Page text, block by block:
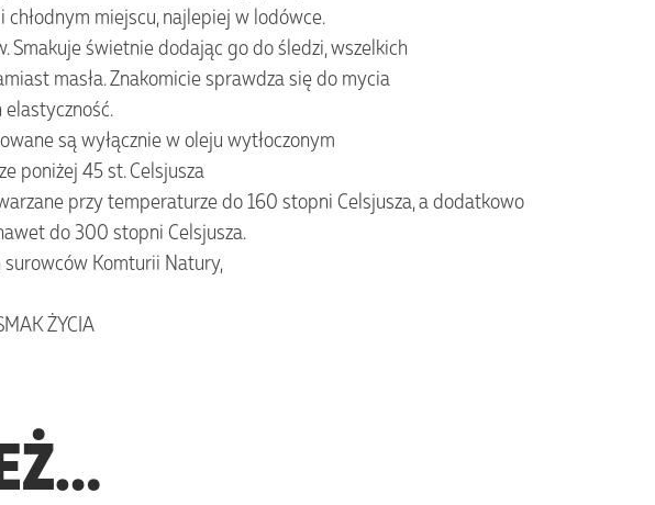
miejscu, najlepiej w lodówce.
Smakuje świetnie dodając go do śledzi, wszelkich
masła. Znakomicie sprawdza się do mycia
są wyłącznie w oleju wytłoczonym
poniżej 45 st. Celsjusza
przy temperaturze do 160 stopni Celsjusza, a dodatkowo
do 300 stopni Celsjusza.
Komturii Natury,
ŻYCIA